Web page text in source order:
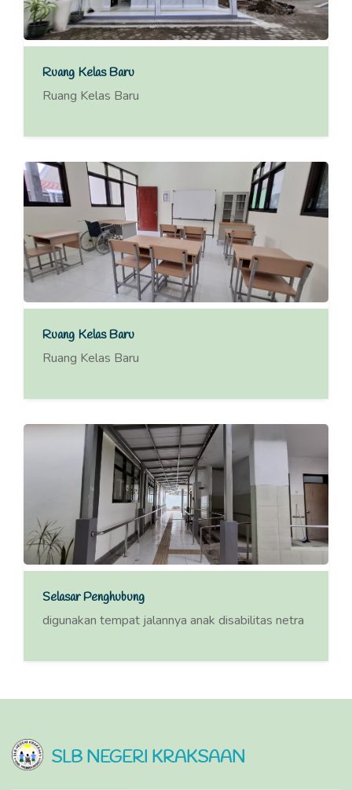
Ruang Kelas Baru
Ruang Kelas Baru
Ruang Kelas Baru
Ruang Kelas Baru
Selasar Penghubung
digunakan tempat jalannya anak disabilitas netra
SLB NEGERI KRAKSAAN